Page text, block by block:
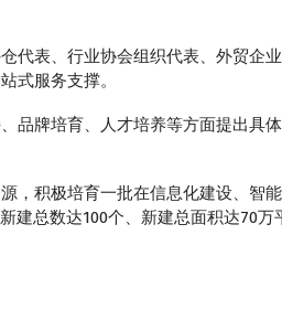
表、行业协会组织代表、外贸企业
式服务支撑。
牌培育、人才培养等方面提出具
积极培育一批在信息化建设、智
建总数达100个、新建总面积达70万